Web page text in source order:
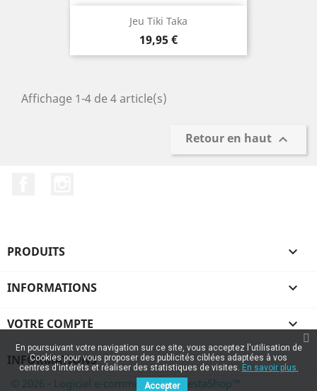
Jeu Tiki Taka
Prix
19,95 €
Affichage 1-4 de 4 article(s)
Retour en haut 
PRODUITS 
INFORMATIONS 
VOTRE COMPTE 
INFORMATIONS
© 2026 - Logiciel e-commerce par PrestaShop™
En poursuivant votre navigation sur ce site, vous acceptez l'utilisation de
Cookies pour vous proposer des publicités ciblées adaptées à vos
centres d'intérêts et réaliser des statistiques de visites. En savoir plus.
Accepter